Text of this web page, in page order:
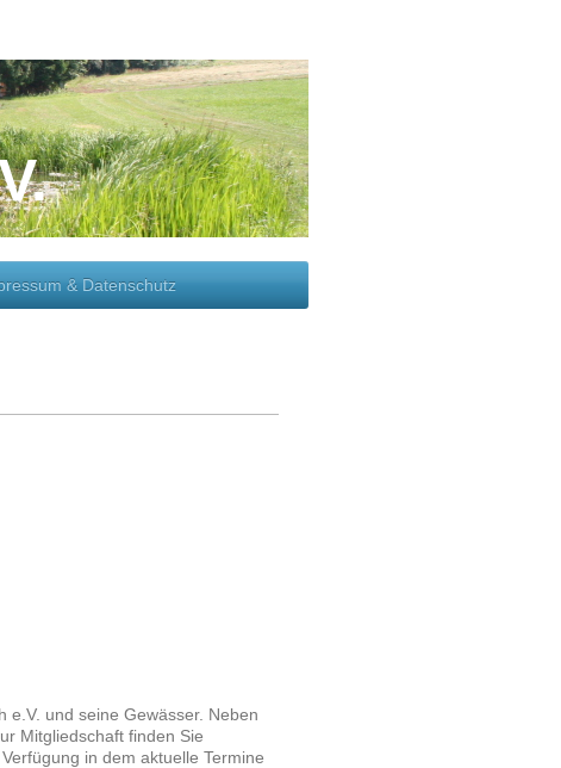
& Datenschutz
e.V. und seine Gewässer. Neben
Mitgliedschaft finden Sie
in dem aktuelle Termine